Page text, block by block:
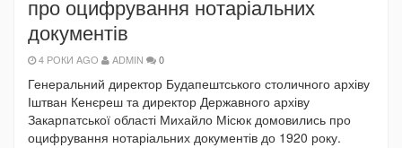
про оцифрування нотаріальних
документів
4 РОКИ AGO ADMIN 0
Генеральний директор Будапештського столичного архіву
Іштван Кенєреш та директор Державного архіву
Закарпатської області Михайло Місюк домовились про
оцифрування нотаріальних документів до 1920 року.